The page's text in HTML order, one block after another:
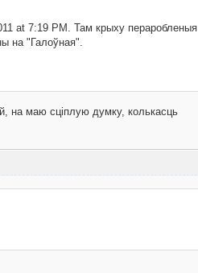
at 7:19 PM. Там крыху пераробленыя
на "Галоўная".
на маю сціплую думку, колькасць